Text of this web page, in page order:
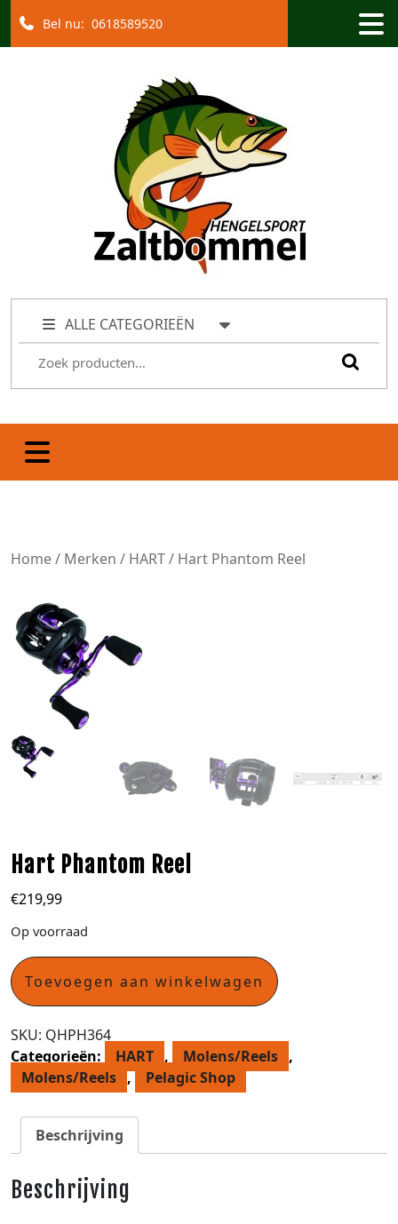
Bel nu: 0618589520
ALLE CATEGORIEËN
Home/ Merken / HART/ Hart Phantom Reel
Hart Phantom Reel
€219,99
Op voorraad
Toevoegen aan winkelwagen
SKU: QHPH364
Categorieën:
HART , Molens/Reels ,
Molens/Reels , Pelagic Shop
Beschrijving
Beschrijving